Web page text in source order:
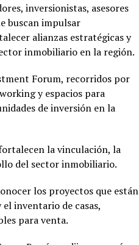
inversionistas, asesores
buscan impulsar
alianzas estratégicas y
inmobiliario en la región.
Forum, recorridos por
y espacios para
de inversión en la
la vinculación, la
del sector inmobiliario.
los proyectos que están
inventario de casas,
para venta.